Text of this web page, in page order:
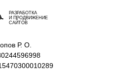
РАЗРАБОТКА
И ПРОДВИЖЕНИЕ
САЙТОВ
Р. О.